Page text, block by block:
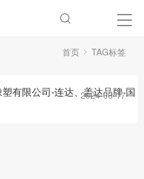
首页 TAG标签
塑有限公司-连达、盖达品牌-国
2024-06-17